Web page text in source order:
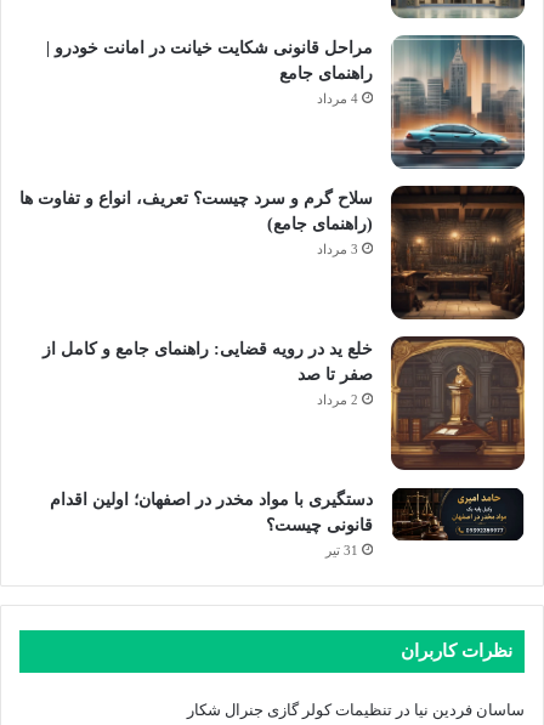
مراحل قانونی شکایت خیانت در امانت خودرو |
راهنمای جامع
4 مرداد
سلاح گرم و سرد چیست؟ تعریف، انواع و تفاوت ها
(راهنمای جامع)
3 مرداد
خلع ید در رویه قضایی: راهنمای جامع و کامل از
صفر تا صد
2 مرداد
دستگیری با مواد مخدر در اصفهان؛ اولین اقدام
قانونی چیست؟
31 تیر
نظرات کاربران
ساسان فردین نیا در تنظیمات کولر گازی جنرال شکار